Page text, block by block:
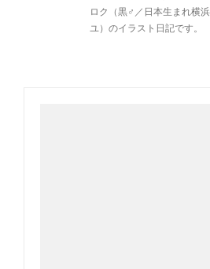
ロク（黒♂／日本生まれ横
ユ）のイラスト日記です。